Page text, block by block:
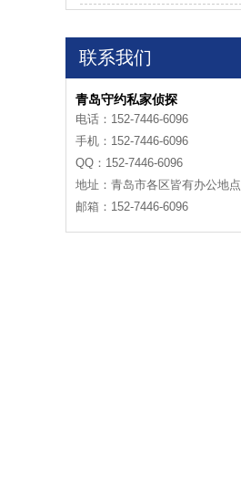
联系我们
青岛守约私家侦探
电话：152-7446-6096
手机：152-7446-6096
QQ：152-7446-6096
地址：青岛市各区皆有办公地点
邮箱：152-7446-6096